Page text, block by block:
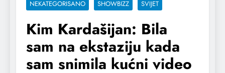
NEKATEGORISANO
SHOWBIZZ SVIJET
Kim Kardašijan: Bila
sam na ekstaziju kada
sam snimila kućni video